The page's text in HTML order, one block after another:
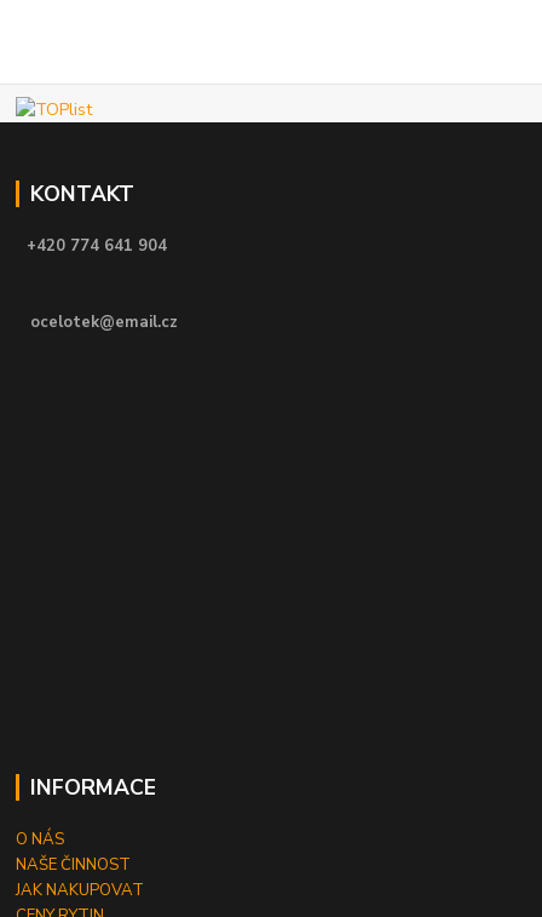
KONTAKT
+420 774 641 904
ocelotek@email.cz
INFORMACE
O NÁS
NAŠE ČINNOST
JAK NAKUPOVAT